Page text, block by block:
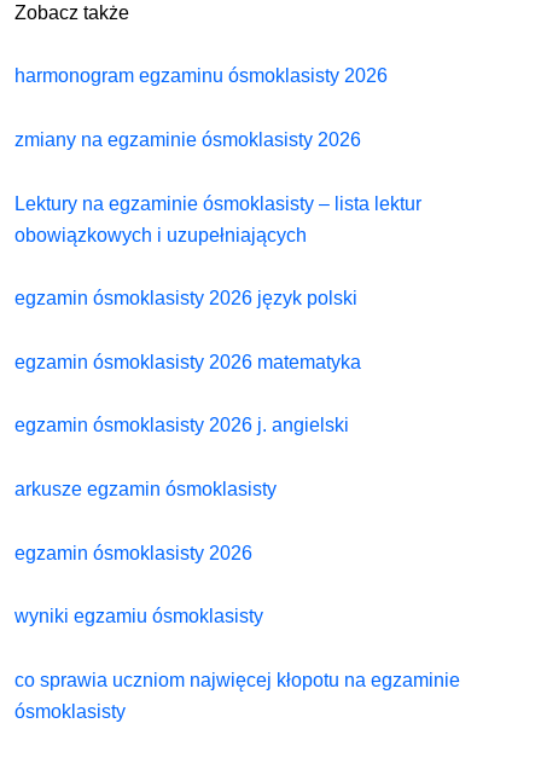
Zobacz także
harmonogram egzaminu ósmoklasisty 2026
zmiany na egzaminie ósmoklasisty 2026
Lektury na egzaminie ósmoklasisty – lista lektur
obowiązkowych i uzupełniających
egzamin ósmoklasisty 2026 język polski
egzamin ósmoklasisty 2026 matematyka
egzamin ósmoklasisty 2026 j. angielski
arkusze egzamin ósmoklasisty
egzamin ósmoklasisty 2026
wyniki egzamiu ósmoklasisty
co sprawia uczniom najwięcej kłopotu na egzaminie
ósmoklasisty